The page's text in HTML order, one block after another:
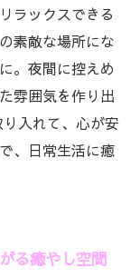
ラックスできる
素敵な場所にな
。夜間に控えめ
雰囲気を作り出
入れて、心が安
、日常生活に癒
る癒やし空間